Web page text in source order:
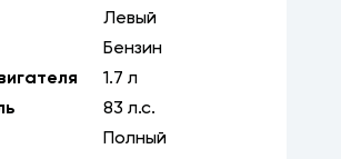
Левый
Бензин
1.7 л
83 л.с.
Полный